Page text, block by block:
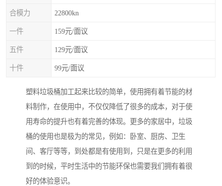
合模力 22800kn
一件 159元/面议
五件 129元/面议
十件 99元/面议
塑料垃圾桶加工起来比较的简单，使用拥有着节能的材
料制作，在使用中，不仅仅降低了很多的成本，对于使
用寿命的提升也有着完善的体现。更多的家居中，垃圾
桶的使用也是极为的常见，例如：卧室、厨房、卫生
间、客厅等等，到处都是有使用到，只是在更多的利用
到的时候，平时生活中的节能环保也需要我们拥有着很
好的体验意识。